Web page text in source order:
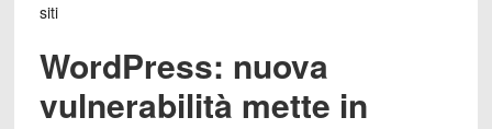
siti
WordPress: nuova
vulnerabilità mette in